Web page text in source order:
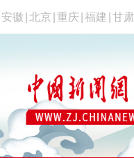
安徽 北京 重庆 福建 甘肃